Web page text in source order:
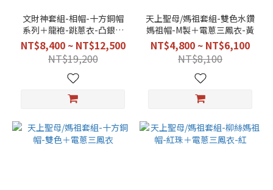
文財神套組-相帽-十方銅帽
系列＋龍袍-跳蔥衣-凸銀龍
(EA)
NT$8,400 ~ NT$12,500
NT$19,200
天上聖母/媽祖套組-雙色水鑽
媽祖帽-M製＋電蔥三鳳衣-黃
NT$4,800 ~ NT$6,100
NT$8,100